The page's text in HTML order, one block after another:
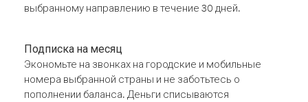
выбранному направлению в течение 30 дней.
Подписка на месяц
Экономьте на звонках на городские и мобильные
номера выбранной страны и не заботьтесь о
пополнении баланса. Деньги списываются